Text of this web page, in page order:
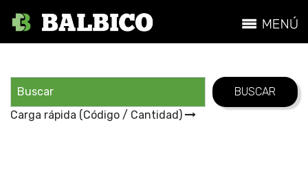
Carga rápida (Código / Cantidad)